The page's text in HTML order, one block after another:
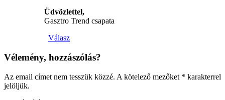
Üdvözlettel,
Gasztro Trend csapata
Válasz
Vélemény, hozzászólás?
Az email címet nem tesszük közzé. A kötelező mezőket * karakterrel
jelöljük.